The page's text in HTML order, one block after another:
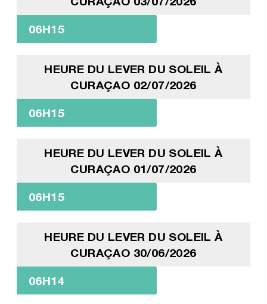
06H15
HEURE DU LEVER DU SOLEIL À
CURAÇAO 02/07/2026
06H15
HEURE DU LEVER DU SOLEIL À
CURAÇAO 01/07/2026
06H15
HEURE DU LEVER DU SOLEIL À
CURAÇAO 30/06/2026
06H14